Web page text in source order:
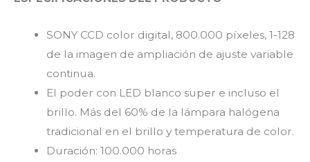
SONY CCD color digital, 800.000 píxeles, 1-128
de la imagen de ampliación de ajuste variable
continua.
El poder con LED blanco super e incluso el
brillo. Más del 60% de la lámpara halógena
tradicional en el brillo y temperatura de color.
Duración: 100.000 horas